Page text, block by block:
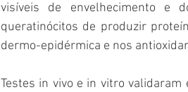
visíveis de envelhecimento e
queratinócitos de produzir
dermo-epidérmica e nos
Testes in vivo e in vitro validaram